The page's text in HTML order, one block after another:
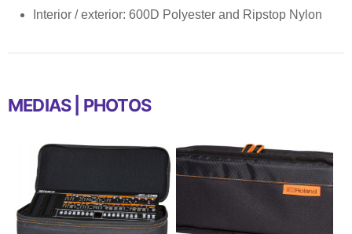
Interior / exterior: 600D Polyester and Ripstop Nylon
MEDIAS | PHOTOS